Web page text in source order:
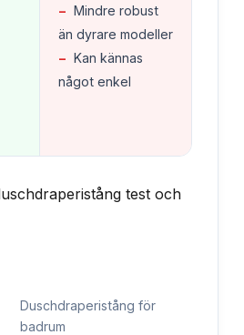
− Mindre robust
än dyrare modeller
− Kan kännas
något enkel
Duschdraperistång för
badrum